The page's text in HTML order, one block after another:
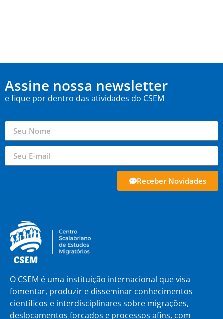
Assine nossa newsletter
e fique por dentro das atividades do CSEM
Receber Novidades
O CSEM é uma instituição internacional que visa
fomentar, produzir e disseminar conhecimentos
científicos e interdisciplinares sobre migrações,
deslocamentos forçados e processos afins, com